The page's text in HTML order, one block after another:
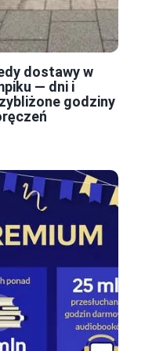
dostawy w
— dni i
godziny